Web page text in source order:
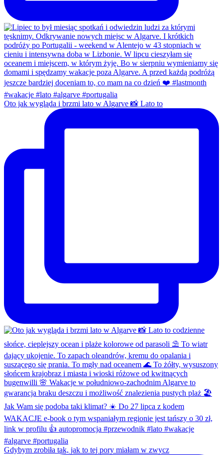
Oto jak wygląda i brzmi lato w Algarve 📸 Lato to
Gdybym zrobiła tak, jak to tej pory miałam w zwycz